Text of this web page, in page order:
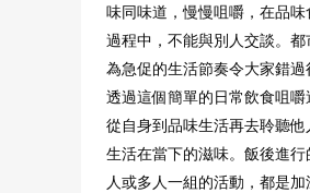
味同味道，慢慢咀嚼，在品味
過程中，不能與別人交談。都
為急促的生活節奏令大家錯過
透過這個簡單的日常飲食咀嚼
從自身到品味生活再去聆聽他
生活在當下的滋味。飯後進行
人或多人一組的活動，都是